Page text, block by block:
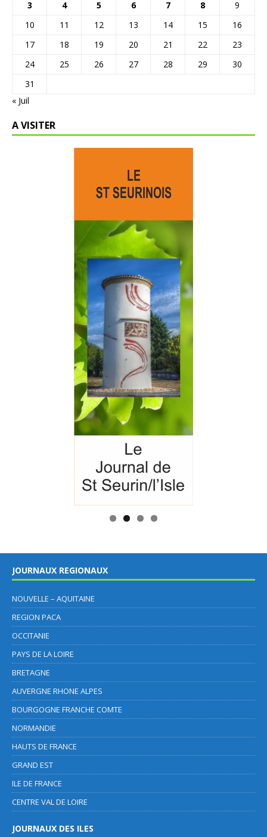
3
4 5 6 7 8
9
10
11 12 13 14 15
16
17
18 19 20 21 22
23
24
25 26 27 28 29
30
31
« Juil
A VISITER
JOURNAUX REGIONAUX
NOUVELLE – AQUITAINE
REGION PACA
OCCITANIE
PAYS DE LA LOIRE
BRETAGNE
AUVERGNE RHONE ALPES
BOURGOGNE FRANCHE COMTE
NORMANDIE
HAUTS DE FRANCE
GRAND EST
ILE DE FRANCE
CENTRE VAL DE LOIRE
JOURNAUX DES ILES